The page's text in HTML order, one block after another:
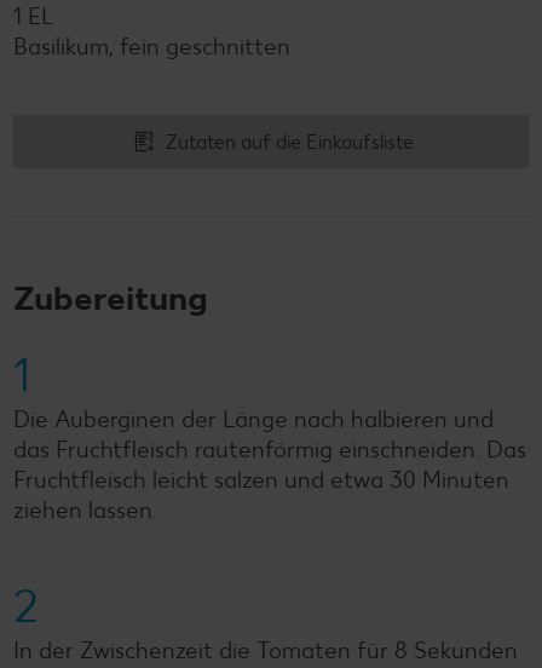
1 EL
Basilikum, fein geschnitten
Zutaten auf die Einkaufsliste
Zubereitung
1
Die Auberginen der Länge nach halbieren und
das Fruchtfleisch rautenförmig einschneiden. Das
Fruchtfleisch leicht salzen und etwa 30 Minuten
ziehen lassen.
2
In der Zwischenzeit die Tomaten für 8 Sekunden